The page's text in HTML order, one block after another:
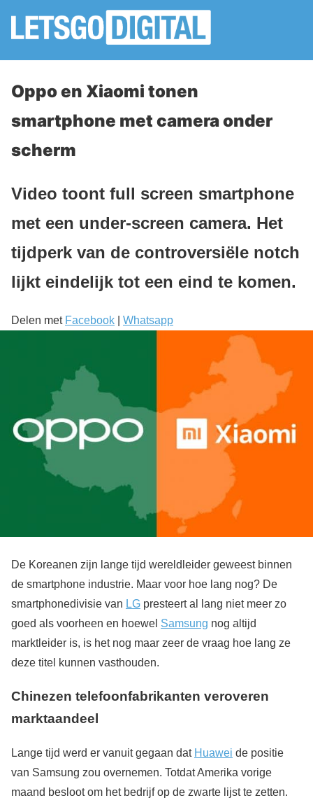
Oppo en Xiaomi tonen
smartphone met camera onder
scherm
Video toont full screen smartphone
met een under-screen camera. Het
tijdperk van de controversiële notch
lijkt eindelijk tot een eind te komen.
Delen met Facebook Whatsapp
De Koreanen zijn lange tijd wereldleider geweest binnen
de smartphone industrie. Maar voor hoe lang nog? De
smartphonedivisie van LG presteert al lang niet meer zo
goed als voorheen en hoewel Samsung nog altijd
marktleider is, is het nog maar zeer de vraag hoe lang ze
deze titel kunnen vasthouden.
Chinezen telefoonfabrikanten veroveren
marktaandeel
Lange tijd werd er vanuit gegaan dat Huawei de positie
van Samsung zou overnemen. Totdat Amerika vorige
maand besloot om het bedrijf op de zwarte lijst te zetten.